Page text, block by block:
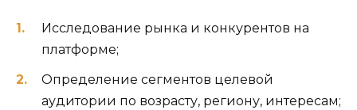
Исследование рынка и конкурентов на
платформе;
Определение сегментов целевой
аудитории по возрасту, региону, интересам;